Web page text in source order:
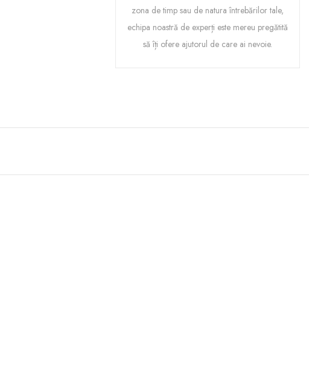
zona de timp sau de natura întrebărilor tale,
echipa noastră de experți este mereu pregătită
să îți ofere ajutorul de care ai nevoie.